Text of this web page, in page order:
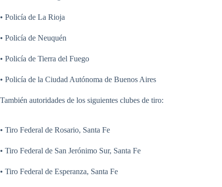
• Policía de La Rioja
• Policía de Neuquén
• Policía de Tierra del Fuego
• Policía de la Ciudad Autónoma de Buenos Aires
También autoridades de los siguientes clubes de tiro:
• Tiro Federal de Rosario, Santa Fe
• Tiro Federal de San Jerónimo Sur, Santa Fe
• Tiro Federal de Esperanza, Santa Fe